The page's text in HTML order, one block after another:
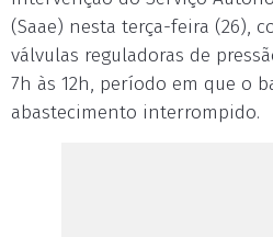
(Saae) nesta terça-feira (26),
válvulas reguladoras de
7h às 12h, período em que o
abastecimento interrompido.